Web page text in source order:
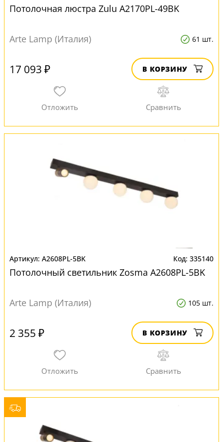
Потолочная люстра Zulu A2170PL-49BK
Arte Lamp (Италия) 61 шт.
17 093 ₽ В КОРЗИНУ
A2608PL-5BK 335140
Потолочный светильник Zosma A2608PL-5BK
Arte Lamp (Италия) 105 шт.
2 355 ₽ В КОРЗИНУ